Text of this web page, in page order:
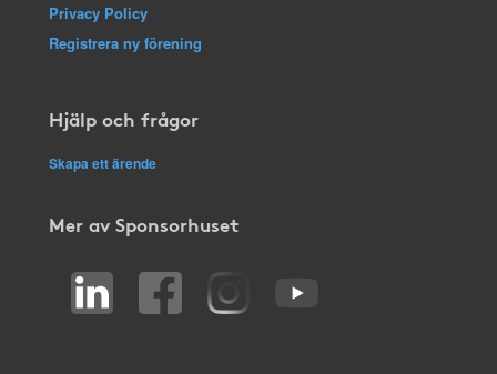
Privacy Policy
Registrera ny förening
Hjälp och frågor
Skapa ett ärende
Mer av Sponsorhuset